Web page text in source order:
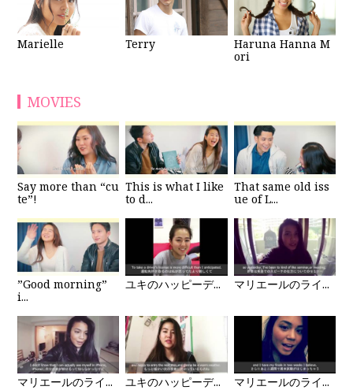
Marielle Terry
Haruna Hanna M
ori
MOVIES
Say more than “cu
te”!
This is what I like
to d...
That same old iss
ue of L...
”Good morning”
i...
ユキのハッピーデ... マリエールのライ...
マリエールのライ... ユキのハッピーデ... マリエールのライ...